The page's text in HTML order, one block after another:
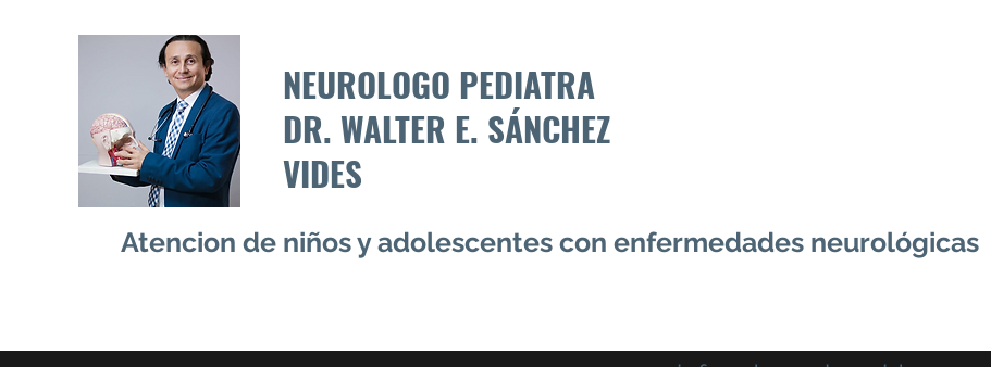
NEUROLOGO PEDIATRA
DR. WALTER E. SÁNCHEZ
VIDES
Atencion de niños y adolescentes con enfermedades neurológicas